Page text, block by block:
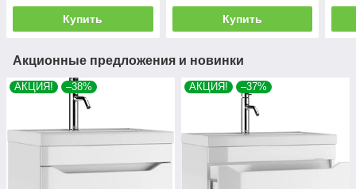
Купить Купить
Акционные предложения и новинки
АКЦИЯ! –38% АКЦИЯ! –37%